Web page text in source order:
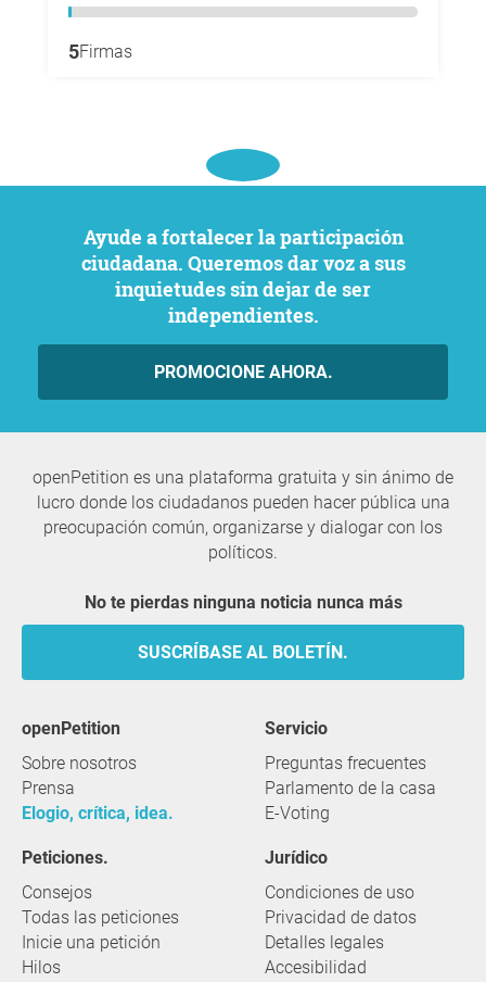
5Firmas
Ayude a fortalecer la participación
ciudadana. Queremos dar voz a sus
inquietudes sin dejar de ser
independientes.
PROMOCIONE AHORA.
openPetition es una plataforma gratuita y sin ánimo de
lucro donde los ciudadanos pueden hacer pública una
preocupación común, organizarse y dialogar con los
políticos.
No te pierdas ninguna noticia nunca más
SUSCRÍBASE AL BOLETÍN.
openPetition
Sobre nosotros
Prensa
Elogio, crítica, idea.
servicio
Preguntas frecuentes
Parlamento de la casa
E-Voting
Peticiones.
Consejos
Todas las peticiones
Inicie una petición
Hilos
Jurídico
Condiciones de uso
Privacidad de datos
Detalles legales
Accesibilidad